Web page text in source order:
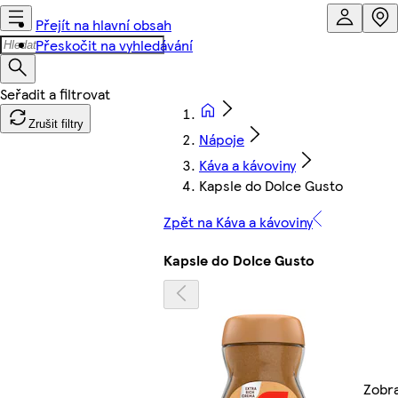
Přejít na hlavní obsah
Přeskočit na vyhledávání
Zrušit filtry
Nápoje
Káva a kávoviny
Kapsle do Dolce Gusto
Zpět na Káva a kávoviny
Kapsle do Dolce Gusto